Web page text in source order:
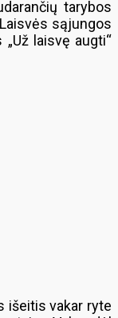
tarybos
sąjungos
laisvę augti“
išeitis vakar ryte